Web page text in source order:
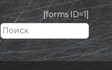
[forms ID=1]